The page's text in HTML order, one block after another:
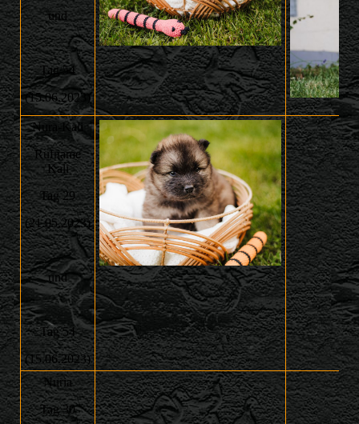
und
Tag 54
(15.06.2023)
Nura-Kali
Rufname
Kali
Tag 29
(21.05.2023)
und
Tag 54
(15.06.2023)
Nuria
Tag 30